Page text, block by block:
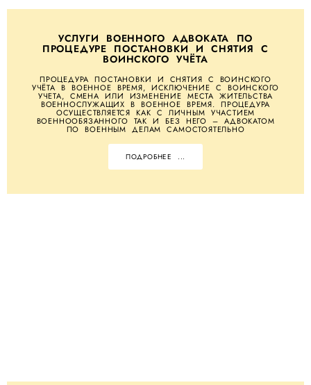
УСЛУГИ ВОЕННОГО АДВОКАТА ПО
ПРОЦЕДУРЕ ПОСТАНОВКИ И СНЯТИЯ С
ВОИНСКОГО УЧЁТА
ПРОЦЕДУРА ПОСТАНОВКИ И СНЯТИЯ С ВОИНСКОГО
УЧЁТА В ВОЕННОЕ ВРЕМЯ, ИСКЛЮЧЕНИЕ С ВОИНСКОГО
УЧЕТА, СМЕНА ИЛИ ИЗМЕНЕНИЕ МЕСТА ЖИТЕЛЬСТВА
ВОЕННОСЛУЖАЩИХ В ВОЕННОЕ ВРЕМЯ. ПРОЦЕДУРА
ОСУЩЕСТВЛЯЕТСЯ КАК С ЛИЧНЫМ УЧАСТИЕМ
ВОЕННООБЯЗАННОГО ТАК И БЕЗ НЕГО – АДВОКАТОМ
ПО ВОЕННЫМ ДЕЛАМ САМОСТОЯТЕЛЬНО
ПОДРОБНЕЕ ...